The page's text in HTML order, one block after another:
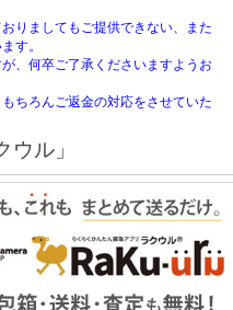
りましてもご提供できない、また
す。
、何卒ご了承くださいますようお
ちろんご返金の対応をさせていた
ル」